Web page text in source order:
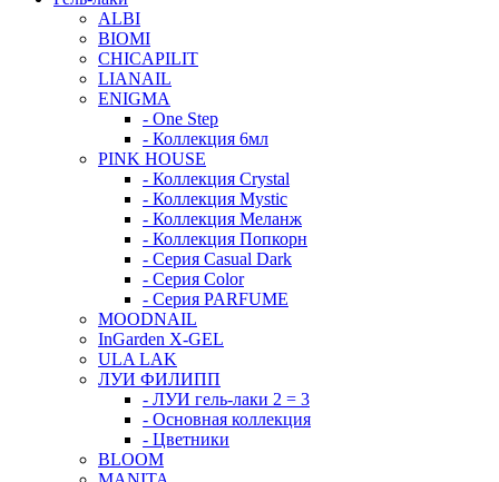
ALBI
BIOMI
CHICAPILIT
LIANAIL
ENIGMA
- One Step
- Коллекция 6мл
PINK HOUSE
- Коллекция Crystal
- Коллекция Mystic
- Коллекция Меланж
- Коллекция Попкорн
- Серия Casual Dark
- Серия Color
- Серия PARFUME
MOODNAIL
InGarden X-GEL
ULA LAK
ЛУИ ФИЛИПП
- ЛУИ гель-лаки 2 = 3
- Основная коллекция
- Цветники
BLOOM